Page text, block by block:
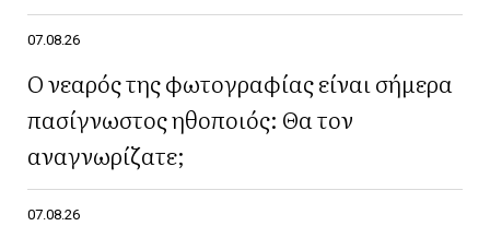
07.08.26
Ο νεαρός της φωτογραφίας είναι σήμερα
πασίγνωστος ηθοποιός: Θα τον
αναγνωρίζατε;
07.08.26